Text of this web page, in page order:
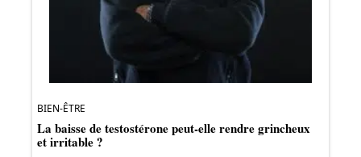
BIEN-ÊTRE
La baisse de testostérone peut-elle rendre grincheux
et irritable ?